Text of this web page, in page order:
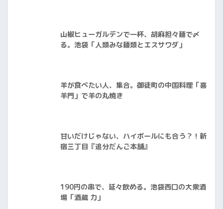
山椒ヒューガルデンで一杯、胡麻担々麺で〆
る。池袋「人類みな麺類とエスサワダ」
羊が食べたい人、集合。御徒町の中国料理「喜
羊門」で羊の丸焼き
甘いだけじゃない、ハイボールにも合う？！新
宿三丁目『追分だんご本舗』
190円の串で、延々飲める。池袋西口の大衆酒
場「酒蔵 力」